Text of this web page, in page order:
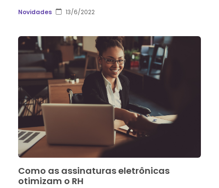
Novidades 13/6/2022
Como as assinaturas eletrônicas
otimizam o RH